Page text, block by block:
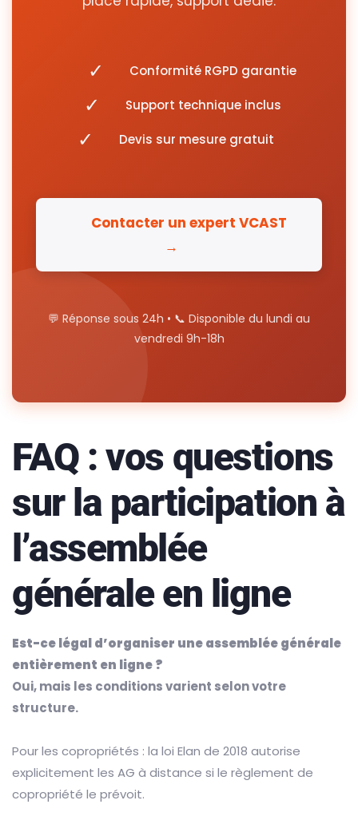
✓ Conformité RGPD garantie
✓ Support technique inclus
✓ Devis sur mesure gratuit
Contacter un expert VCAST
→
💬 Réponse sous 24h • 📞 Disponible du lundi au
vendredi 9h-18h
FAQ : vos questions
sur la participation à
l’assemblée
générale en ligne
Est-ce légal d’organiser une assemblée générale
entièrement en ligne ?
Oui, mais les conditions varient selon votre
structure.
Pour les copropriétés : la loi Elan de 2018 autorise
explicitement les AG à distance si le règlement de
copropriété le prévoit.